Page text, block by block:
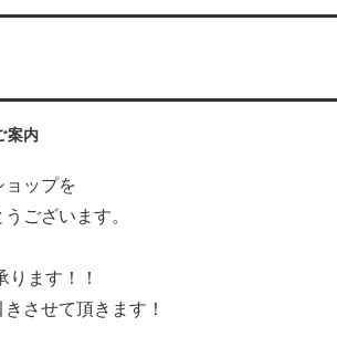
案内
ョップを
ございます。
ります！！
させて頂きます！